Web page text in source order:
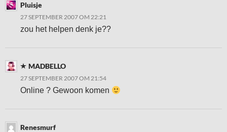
Pluisje
27 SEPTEMBER 2007 OM 22:21
zou het helpen denk je??
MADBELLO
27 SEPTEMBER 2007 OM 21:54
Online ? Gewoon komen
Renesmurf